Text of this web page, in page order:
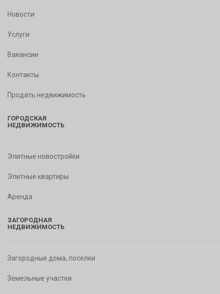
Новости
Услуги
Вакансии
Контакты
Продать недвижимость
ГОРОДСКАЯ
НЕДВИЖИМОСТЬ
Элитные новостройки
Элитные квартиры
Аренда
ЗАГОРОДНАЯ
НЕДВИЖИМОСТЬ
Загородные дома, поселки
Земельные участки